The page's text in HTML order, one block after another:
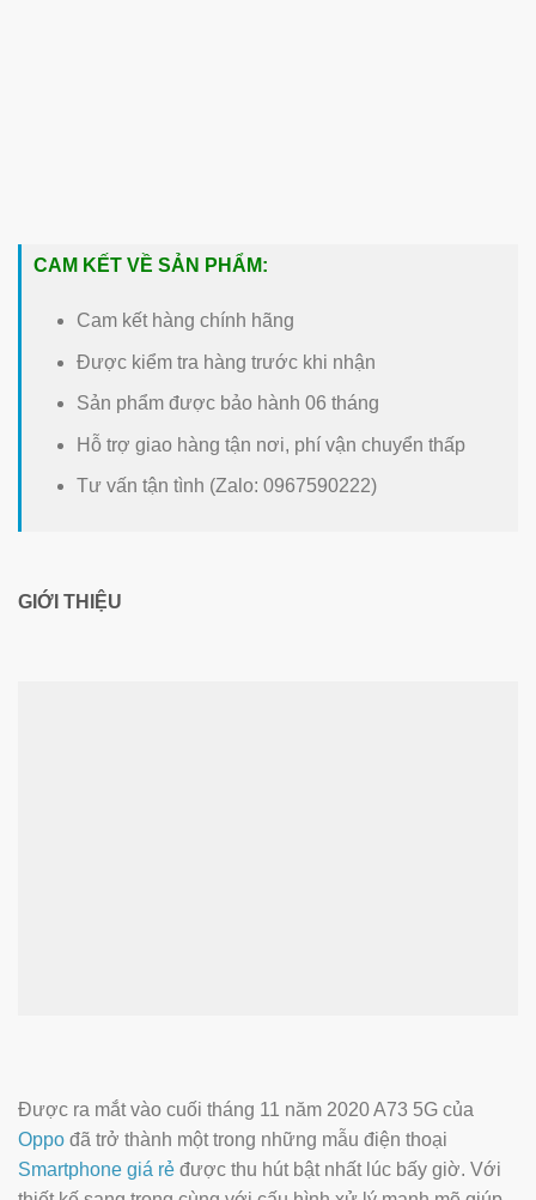
CAM KẾT VỀ SẢN PHẨM:
Cam kết hàng chính hãng
Được kiểm tra hàng trước khi nhận
Sản phẩm được bảo hành 06 tháng
Hỗ trợ giao hàng tận nơi, phí vận chuyển thấp
Tư vấn tận tình (Zalo: 0967590222)
GIỚI THIỆU
Được ra mắt vào cuối tháng 11 năm 2020 A73 5G của
Oppo đã trở thành một trong những mẫu điện thoại
Smartphone giá rẻ được thu hút bật nhất lúc bấy giờ. Với